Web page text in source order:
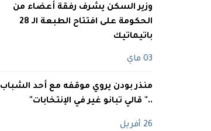
وزير السكن يشرف رفقة أعضاء من
الحكومة على افتتاح الطبعة الـ 28
باتيماتيك
03 ماي
منذر بودن يروي موقفه مع أحد الشباب
.." قالي تبانو غير في الإنتخابات"
26 أفريل